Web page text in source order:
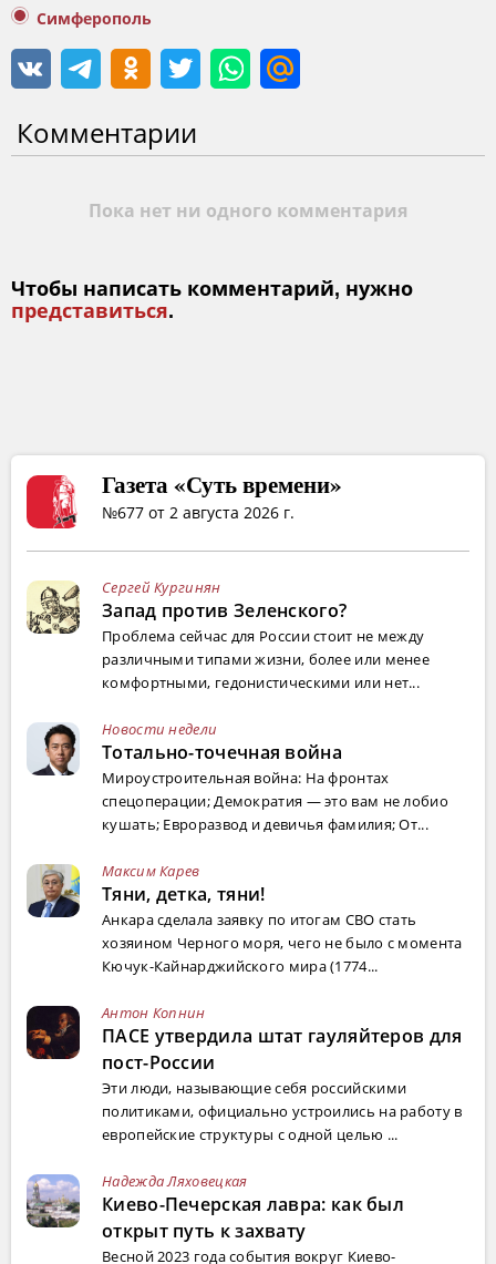
Симферополь
Комментарии
Пока нет ни одного комментария
Чтобы написать комментарий, нужно
представиться.
Газета «Суть времени»
№677 от 2 августа 2026 г.
Сергей Кургинян
Запад против Зеленского?
Проблема сейчас для России стоит не между
различными типами жизни, более или менее
комфортными, гедонистическими или нет...
Новости недели
Тотально-точечная война
Мироустроительная война: На фронтах
спецоперации; Демократия — это вам не лобио
кушать; Евроразвод и девичья фамилия; От...
Максим Карев
Тяни, детка, тяни!
Анкара сделала заявку по итогам СВО стать
хозяином Черного моря, чего не было с момента
Кючук-Кайнарджийского мира (1774...
Антон Копнин
ПАСЕ утвердила штат гауляйтеров для
пост-России
Эти люди, называющие себя российскими
политиками, официально устроились на работу в
европейские структуры с одной целью ...
Надежда Ляховецкая
Киево-Печерская лавра: как был
открыт путь к захвату
Весной 2023 года события вокруг Киево-